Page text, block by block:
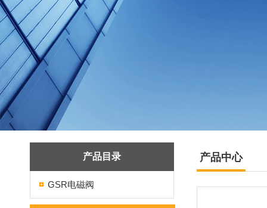
产品目录
GSR电磁阀
产品中心